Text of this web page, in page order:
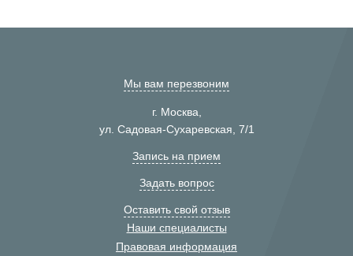
Мы вам перезвоним
г. Москва,
ул. Садовая-Сухаревская, 7/1
Запись на прием
Задать вопрос
Оставить свой отзыв
Наши специалисты
Правовая информация